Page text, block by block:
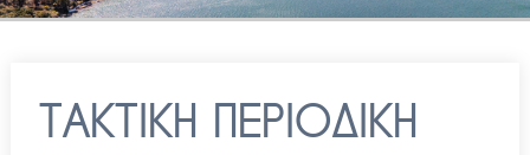
ΤΑΚΤΙΚΗ ΠΕΡΙΟΔΙΚΗ